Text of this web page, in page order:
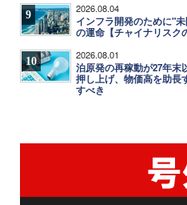
9 2026.08.04
インフラ開発のために"
の運命【チャイナリスク
10 2026.08.01
泊原発の再稼動が27年
押し上げ、物価高を助長
すべき